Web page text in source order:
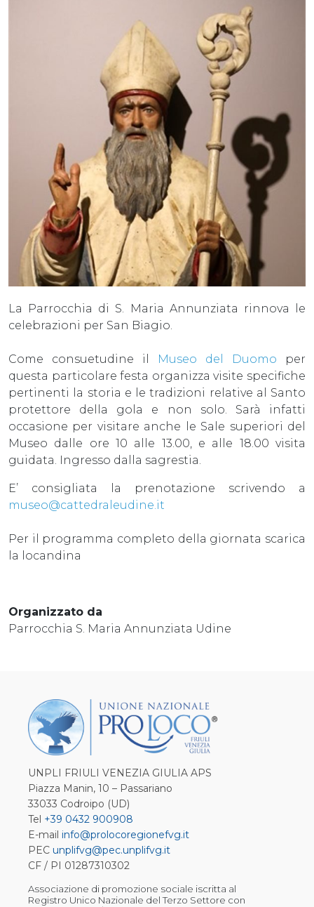
La Parrocchia di S. Maria Annunziata rinnova le
celebrazioni per San Biagio.
Come consuetudine il Museo del Duomo per
questa particolare festa organizza visite specifiche
pertinenti la storia e le tradizioni relative al Santo
protettore della gola e non solo. Sarà infatti
occasione per visitare anche le Sale superiori del
Museo dalle ore 10 alle 13.00, e alle 18.00 visita
guidata. Ingresso dalla sagrestia.
E’ consigliata la prenotazione scrivendo a
museo@cattedraleudine.it
Per il programma completo della giornata scarica
la locandina
Organizzato da
Parrocchia S. Maria Annunziata Udine
UNPLI FRIULI VENEZIA GIULIA APS
Piazza Manin, 10 – Passariano
33033 Codroipo (UD)
Tel +39 0432 900908
E-mail info@prolocoregionefvg.it
PEC unplifvg@pec.unplifvg.it
CF / PI 01287310302
Associazione di promozione sociale iscritta al
Registro Unico Nazionale del Terzo Settore con